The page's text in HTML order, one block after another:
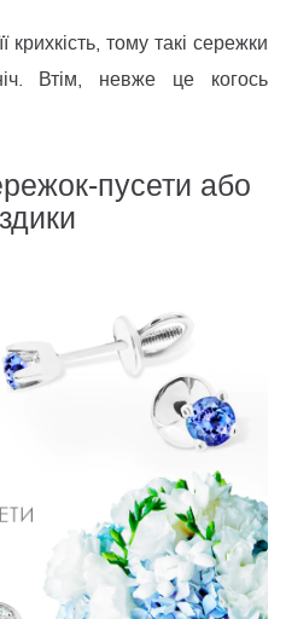
крихкість, тому такі сережки
Втім, невже це когось
пусети або